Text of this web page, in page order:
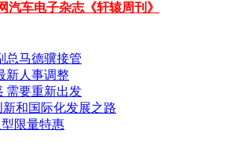
汽车电子杂志《轩辕周刊》
总马德骥接管
新人事调整
需要重新出发
和国际化发展之路
限量特惠